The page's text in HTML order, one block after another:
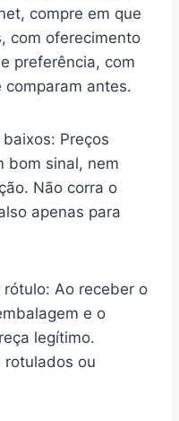
compre em que
com oferecimento
preferência, com
comparam antes.
Preços
bom sinal, nem
Não corra o
apenas para
Ao receber o
e o
legítimo.
rotulados ou